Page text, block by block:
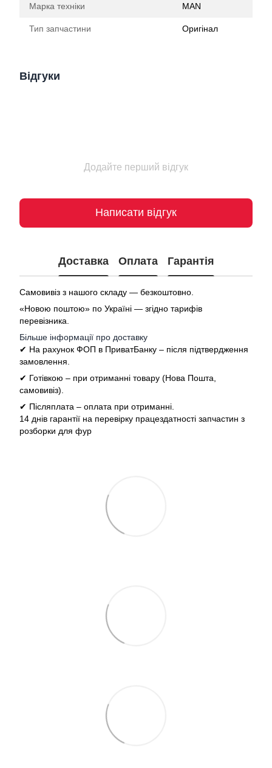
Марка техніки MAN
Тип запчастини Оригінал
Відгуки
Додайте перший відгук
Написати відгук
Доставка Оплата Гарантія
Самовивіз з нашого складу — безкоштовно.
«Новою поштою» по Україні — згідно тарифів
перевізника.
Більше інформації про доставку
✔ На рахунок ФОП в ПриватБанку – після підтвердження
замовлення.
✔ Готівкою – при отриманні товару (Нова Пошта,
самовивіз).
✔ Післяплата – оплата при отриманні.
14 днів гарантії на перевірку працездатності запчастин з
розборки для фур